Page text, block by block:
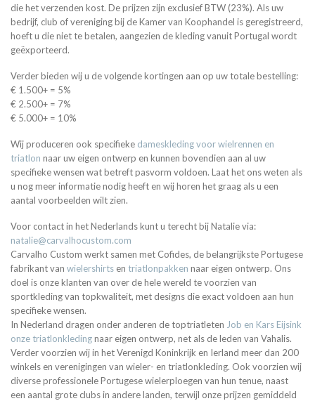
die het verzenden kost. De prijzen zijn exclusief BTW (23%). Als uw
bedrijf, club of vereniging bij de Kamer van Koophandel is geregistreerd,
hoeft u die niet te betalen, aangezien de kleding vanuit Portugal wordt
geëxporteerd.
Verder bieden wij u de volgende kortingen aan op uw totale bestelling:
€ 1.500+ = 5%
€ 2.500+ = 7%
€ 5.000+ = 10%
Wij produceren ook specifieke dameskleding voor wielrennen en
triatlon naar uw eigen ontwerp en kunnen bovendien aan al uw
specifieke wensen wat betreft pasvorm voldoen. Laat het ons weten als
u nog meer informatie nodig heeft en wij horen het graag als u een
aantal voorbeelden wilt zien.
Voor contact in het Nederlands kunt u terecht bij Natalie via:
natalie@carvalhocustom.com
Carvalho Custom werkt samen met Cofides, de belangrijkste Portugese
fabrikant van wielershirts en triatlonpakken naar eigen ontwerp. Ons
doel is onze klanten van over de hele wereld te voorzien van
sportkleding van topkwaliteit, met designs die exact voldoen aan hun
specifieke wensen.
In Nederland dragen onder anderen de toptriatleten Job en Kars Eijsink
onze triatlonkledingnaar eigen ontwerp, net als de leden van Vahalis.
Verder voorzien wij in het Verenigd Koninkrijk en Ierland meer dan 200
winkels en verenigingen van wieler- en triatlonkleding. Ook voorzien wij
diverse professionele Portugese wielerploegen van hun tenue, naast
een aantal grote clubs in andere landen, terwijl onze prijzen gemiddeld